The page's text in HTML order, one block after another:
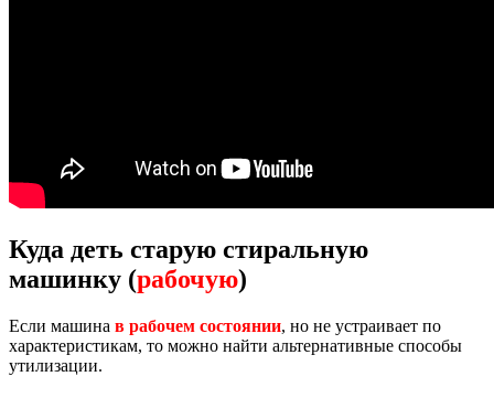
Куда деть старую стиральную
машинку (рабочую)
Если машина в рабочем состоянии, но не устраивает по
характеристикам, то можно найти альтернативные способы
утилизации.